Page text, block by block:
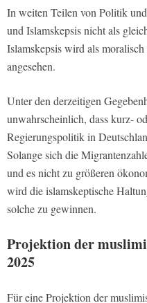
In weiten Teilen von Politik
und Islamskepsis nicht als
Islamskepsis wird als
angesehen.
Unter den derzeitigen
unwahrscheinlich, dass kurz-
Regierungspolitik in
Solange sich die
und es nicht zu größeren
wird die islamskeptische
solche zu gewinnen.
Projektion der
2025
Für eine Projektion der